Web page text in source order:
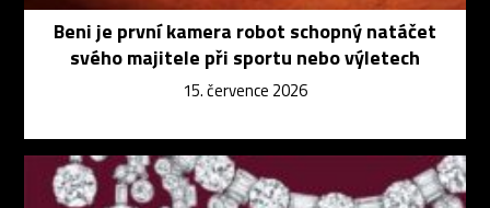
Beni je první kamera robot schopný natáčet
svého majitele při sportu nebo výletech
15. července 2026